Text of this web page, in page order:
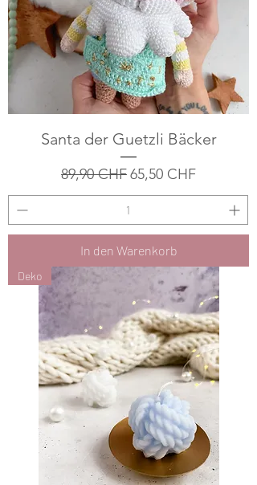
Santa der Guetzli Bäcker
Standardpreis
89,90 CHFSale-Preis
65,50 CHF
In den Warenkorb
Deko